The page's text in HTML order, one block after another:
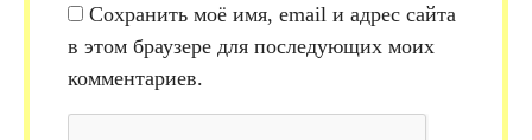
Сохранить моё имя, email и адрес сайта
в этом браузере для последующих моих
комментариев.